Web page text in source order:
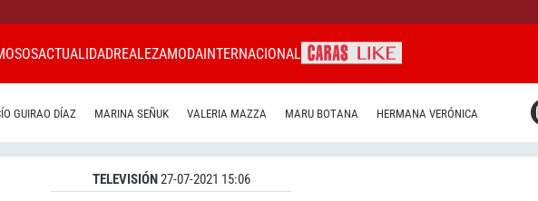
ACTUALIDADREALEZAMODAINTERNACIONAL
GUIRAO DÍAZ MARINA SEÑUK VALERIA MAZZA MARU BOTANA HERMANA VERÓNICA
TELEVISIÓN27-07-2021 15:06